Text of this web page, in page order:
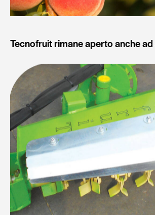
Tecnofruit rimane aperto anche